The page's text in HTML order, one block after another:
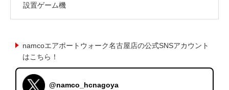
設置ゲーム機
namcoエアポートウォーク名古屋店の公式SNSアカウント
はこちら！
@namco_hcnagoya